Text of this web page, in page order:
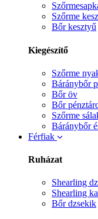
Szőrme
Bőr kesztyű
Kiegészítő
Szőrme
Báránybőr
Bőr öv
Bőr
Szőrme
Báránybőr
Férfiak
Ruházat
Shearling
Shearling
Bőr dzsekik